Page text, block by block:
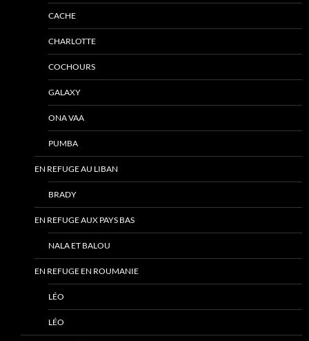
CACHE
CHARLOTTE
COCHOURS
GALAXY
ONA VAA
PUMBA
EN REFUGE AU LIBAN
BRADY
EN REFUGE AUX PAYS BAS
NALA ET BALOU
EN REFUGE EN ROUMANIE
LÉO
LÉO